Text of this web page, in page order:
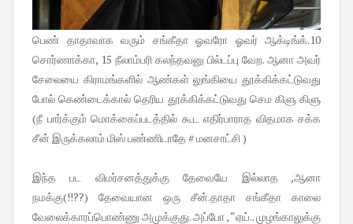
பெண் தாதாவாக வரும் சங்கீதா ஓவரோ ஓவர் ஆக்டிங்க்.10
சொர்ணாக்கா, 15 நீலாம்பரி கலந்தவனு பில்டப்பு வேற. ஆனா அவர்
சேலையை கிராமங்களில் ஆண்கள் லுங்கியை தூக்கிக்கட்டுவது
போல் கெண்டைக்கால் தெரிய தூக்கிக்கட்டுவது செம கிளு கிளு
(நீ பார்க்கும் மொக்கைப்படத்தில் கூட எதிர்பாராத விதமாக சக்க
சீன் இருக்கலாம் மிஸ் பண்ணிடாதே # மனசாட்சி )
இந்த பட விமர்சனத்துக்கு தேவையே இல்லாத ,ஆனா
நமக்கு(!!??) தேவையான ஒரு சீன்.தாதா சங்கீதா காலை
வேலைக்காரப்பொண்ணு அமுக்குது. அப்போ , “ஏய்.. முழங்காலுக்கு